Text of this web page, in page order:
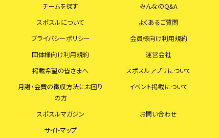
チームを探す
みんなのQ&A
スポスルについて
よくあるご質問
プライバシーポリシー
会員様向け利用規約
団体様向け利用規約
運営会社
掲載希望の皆さまへ
スポスルアプリについて
月謝・会費の徴収方法にお困り
の方
イベント掲載について
スポスルマガジン
お問い合わせ
サイトマップ